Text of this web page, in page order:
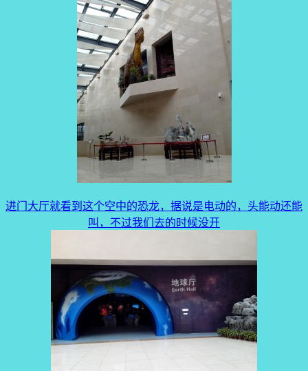
进门大厅就看到这个空中的恐龙，据说是电动的，头能动还能
叫，不过我们去的时候没开